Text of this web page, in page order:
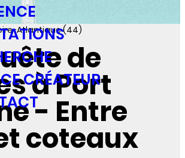
CRÉATEUR
Atlantique (44)
de
à Port
- Entre
coteaux